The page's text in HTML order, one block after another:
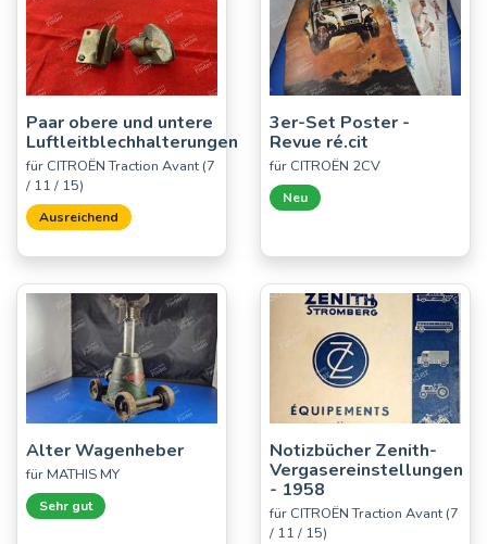
Paar obere und untere
Luftleitblechhalterungen
für CITROËN Traction Avant (7
/ 11 / 15)
Ausreichend
3er-Set Poster -
Revue ré.cit
für CITROËN 2CV
Neu
Alter Wagenheber
für MATHIS MY
Sehr gut
Notizbücher Zenith-
Vergasereinstellungen
- 1958
für CITROËN Traction Avant (7
/ 11 / 15)